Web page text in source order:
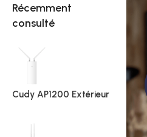
Récemment
consulté
Cudy AP1200 Extérieur